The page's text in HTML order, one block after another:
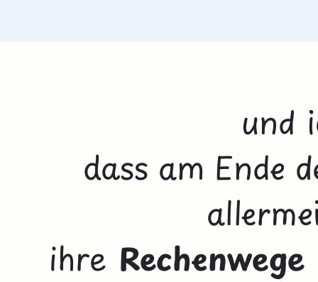
und
dass am Ende
ihre Rechenwege